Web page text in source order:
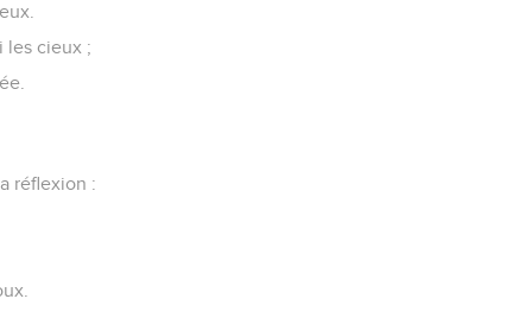
les cieux ;
réflexion :